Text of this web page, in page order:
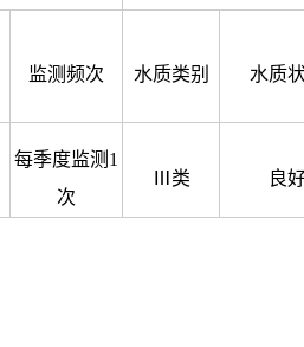
监测频次 水质类别 水质
每季度监测1
次
Ⅲ类 良